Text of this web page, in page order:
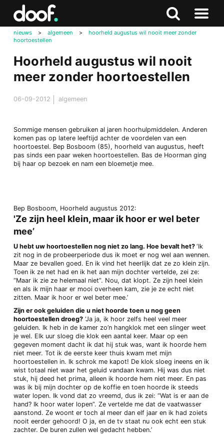
Zoeken
Naar
menu
nieuws > algemeen >
hoorheld augustus wil nooit meer zonder
hoortoestellen
Hoorheld augustus wil nooit
meer zonder hoortoestellen
06-09-2012 algemeen
Sommige mensen gebruiken al jaren hoorhulpmiddelen. Anderen
komen pas op latere leeftijd achter de voordelen van een
hoortoestel. Bep Bosboom (85), hoorheld van augustus, heeft
pas sinds een paar weken hoortoestellen. Bas de Hoorman ging
bij haar op bezoek en nam een bloemetje mee.
Bep Bosboom, Hoorheld augustus 2012:
'Ze zijn heel klein, maar ik hoor er wel beter
mee’
U hebt uw hoortoestellen nog niet zo lang. Hoe bevalt het? ‘Ik
zit nog in de probeerperiode dus ik moet er nog wel aan wennen.
Maar ze bevallen goed. En ik vind het heerlijk dat ze zo klein zijn.
Toen ik ze net had en ik het aan mijn dochter vertelde, zei ze:
“Maar ik zie ze helemaal niet”. Nou, dat klopt. Ze zijn heel klein
en als ik mijn haar er mooi overheen kam, zie je ze echt niet
zitten. Maar ik hoor er wel beter mee.’
Zijn er ook geluiden die u niet hoorde toen u nog geen
hoortoestellen droeg?‘Ja ja, ik hoor zelfs heel veel meer
geluiden. Ik heb in de kamer zo’n hangklok met een slinger weet
je wel. Elk uur sloeg die klok een aantal keer. Maar op een
gegeven moment dacht ik dat hij stuk was, want ik hoorde hem
niet meer. Tot ik de eerste keer thuis kwam met mijn
hoortoestellen in. Ik schrok me kapot! De klok sloeg ineens en ik
wist totaal niet waar het geluid vandaan kwam. Hij was dus niet
stuk, hij deed het prima, alleen ik hoorde hem niet meer. En pas
was ik bij mijn dochter op de koffie en toen hoorde ik steeds
water lopen. Ik vond dat zo vreemd, dus ik zei: “Wat is er aan de
hand? Ik hoor water lopen”. Ze vertelde me dat de vaatwasser
aanstond. Ze woont er toch al meer dan elf jaar en ik had zoiets
nooit eerder gehoord! O ja, en de tv staat nu ook echt een stuk
zachter. De buren zullen wel gedacht hebben.’
Doof.nl
Zoeken
naar